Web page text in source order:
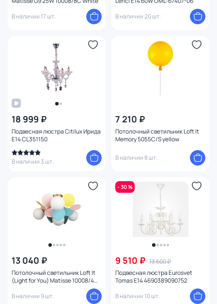
В наличии 17 шт.
В наличии 20 шт.
18 999 ₽
Подвесная люстра Citilux Ирида
E14 CL351150
В наличии 3 шт.
7 210 ₽
Потолочный светильник Loft It
Memory 5055C/S yellow
В наличии 8 шт.
13 040 ₽
Потолочный светильник Loft It
(Light for You) Matisse 10008/4C
В наличии 9 шт.
- 30 %
9 510 ₽ 13 600 ₽
Подвесная люстра Eurosvet
Tomas E14 4690389090752
В наличии 10 шт.